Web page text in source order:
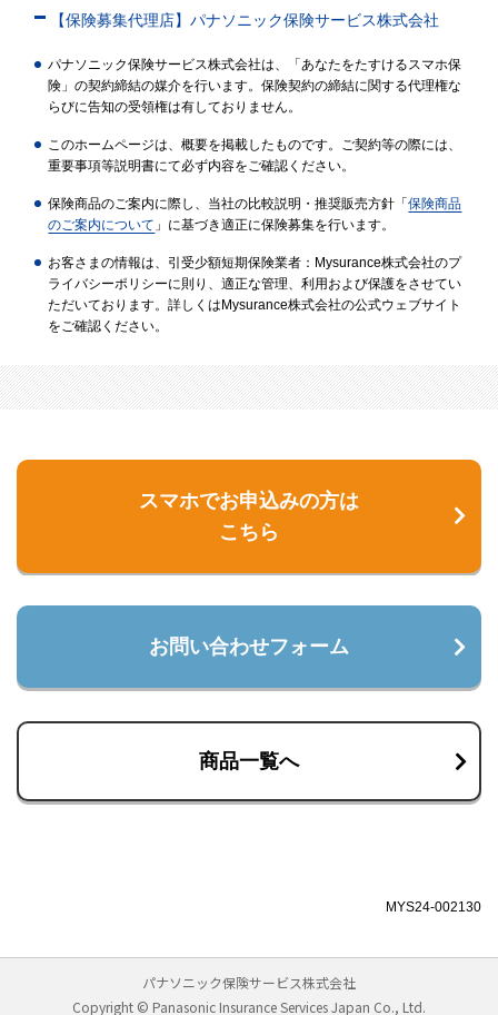
【保険募集代理店】パナソニック保険サービス株式会社
パナソニック保険サービス株式会社は、「あなたをたすけるスマホ保
険」の契約締結の媒介を行います。保険契約の締結に関する代理権な
らびに告知の受領権は有しておりません。
このホームページは、概要を掲載したものです。ご契約等の際には、
重要事項等説明書にて必ず内容をご確認ください。
保険商品のご案内に際し、当社の比較説明・推奨販売方針「保険商品
のご案内について 」に基づき適正に保険募集を行います。
お客さまの情報は、引受少額短期保険業者：Mysurance株式会社のプ
ライバシーポリシーに則り、適正な管理、利用および保護をさせてい
ただいております。詳しくはMysurance株式会社の公式ウェブサイト
をご確認ください。
スマホでお申込みの方は
こちら
お問い合わせフォーム
商品一覧へ
MYS24-002130
パナソニック保険サービス株式会社
Copyright © Panasonic Insurance Services Japan Co., Ltd.